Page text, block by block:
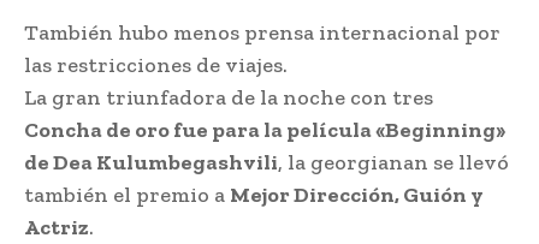
También hubo menos prensa internacional por
las restricciones de viajes.
La gran triunfadora de la noche con tres
Concha de oro fue para la película «Beginning»
de Dea Kulumbegashvili, la georgianan se llevó
también el premio a Mejor Dirección, Guión y
Actriz.